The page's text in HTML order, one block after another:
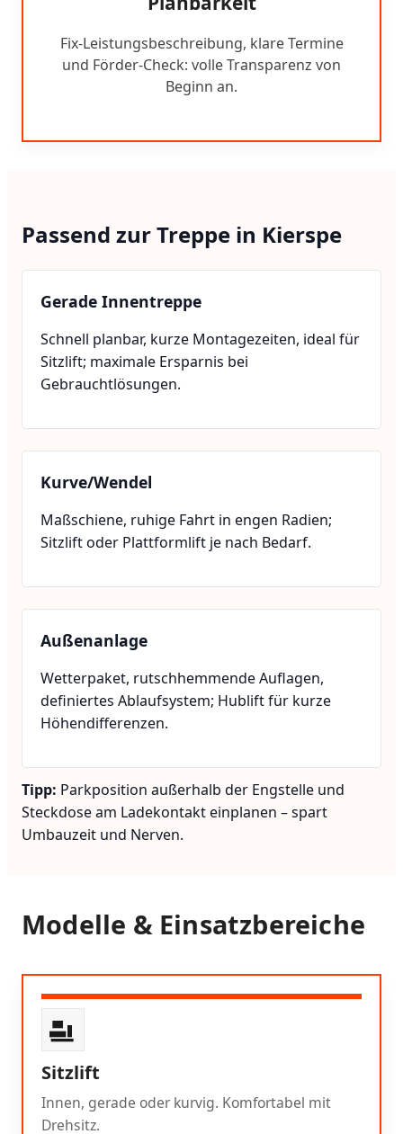
Fix-Leistungsbeschreibung, klare Termine
und Förder-Check: volle Transparenz von
Beginn an.
Passend zur Treppe in Kierspe
Gerade Innentreppe
Schnell planbar, kurze Montagezeiten, ideal für
Sitzlift; maximale Ersparnis bei
Gebrauchtlösungen.
Kurve/Wendel
Maßschiene, ruhige Fahrt in engen Radien;
Sitzlift oder Plattformlift je nach Bedarf.
Außenanlage
Wetterpaket, rutschhemmende Auflagen,
definiertes Ablaufsystem; Hublift für kurze
Höhendifferenzen.
Tipp: Parkposition außerhalb der Engstelle und
Steckdose am Ladekontakt einplanen – spart
Umbauzeit und Nerven.
Modelle & Einsatzbereiche
Sitzlift
Innen, gerade oder kurvig. Komfortabel mit
Drehsitz.